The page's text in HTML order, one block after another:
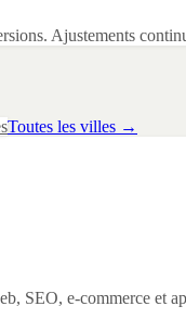
Ajustements
Toutes les villes →
SEO, e-commerce et